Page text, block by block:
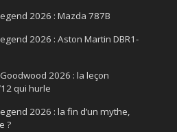
2026 : Mazda 787B
2026 : Aston Martin DBR1-
2026 : la leçon
qui hurle
2026 : la fin d’un mythe,
?